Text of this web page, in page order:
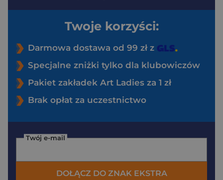
Twoje korzyści:
Darmowa dostawa od 99 zł z
Specjalne zniżki tylko dla klubowiczów
Pakiet zakładek Art Ladies za 1 zł
Brak opłat za uczestnictwo
Twój e-mail
DOŁĄCZ DO ZNAK EKSTRA